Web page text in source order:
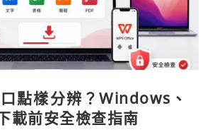
點樣分辨？Windows、
載前安全檢查指南